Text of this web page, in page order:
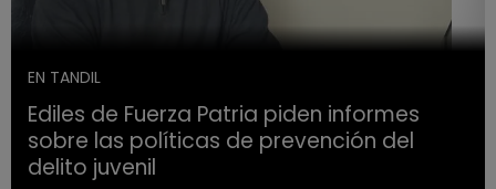
EN TANDIL
Ediles de Fuerza Patria piden informes
sobre las políticas de prevención del
delito juvenil